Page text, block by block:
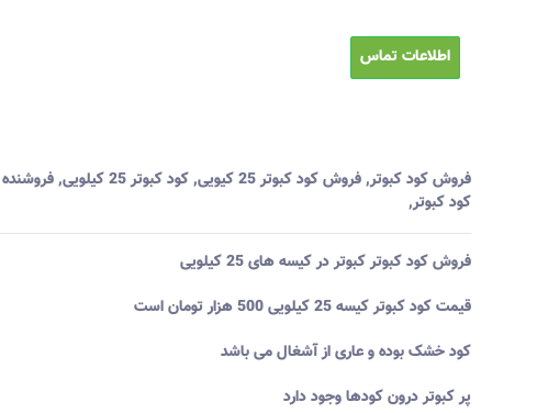
اطلاعات تماس
فروش کود کبوتر,فروش کود کبوتر 25 کیویی ,کود کبوتر 25 کیلویی ,فروشنده
کود کبوتر,
فروش کود کبوتر کبوتر در کیسه های 25 کیلویی
قیمت کود کبوتر کیسه 25 کیلویی 500 هزار تومان است
کود خشک بوده و عاری از آشغال می باشد
پر کبوتر درون کودها وجود دارد